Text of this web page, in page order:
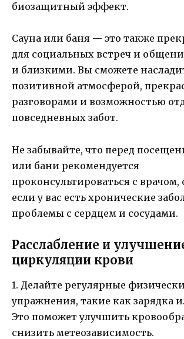
биозащитный эффект.
Сауна или баня — это также
для социальных встреч и
и близкими. Вы сможете
позитивной атмосферой,
разговорами и возможностью
повседневных забот.
Не забывайте, что перед
или бани рекомендуется
проконсультироваться с врачом,
если у вас есть хронические
проблемы с сердцем и сосудами.
Расслабление и
циркуляции крови
1. Делайте регулярные
упражнения, такие как зарядка
Это поможет улучшить
снизить метеозависимость.